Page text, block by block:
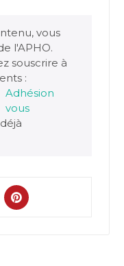
vous
l'APHO.
souscrire à
:
Adhésion
vous